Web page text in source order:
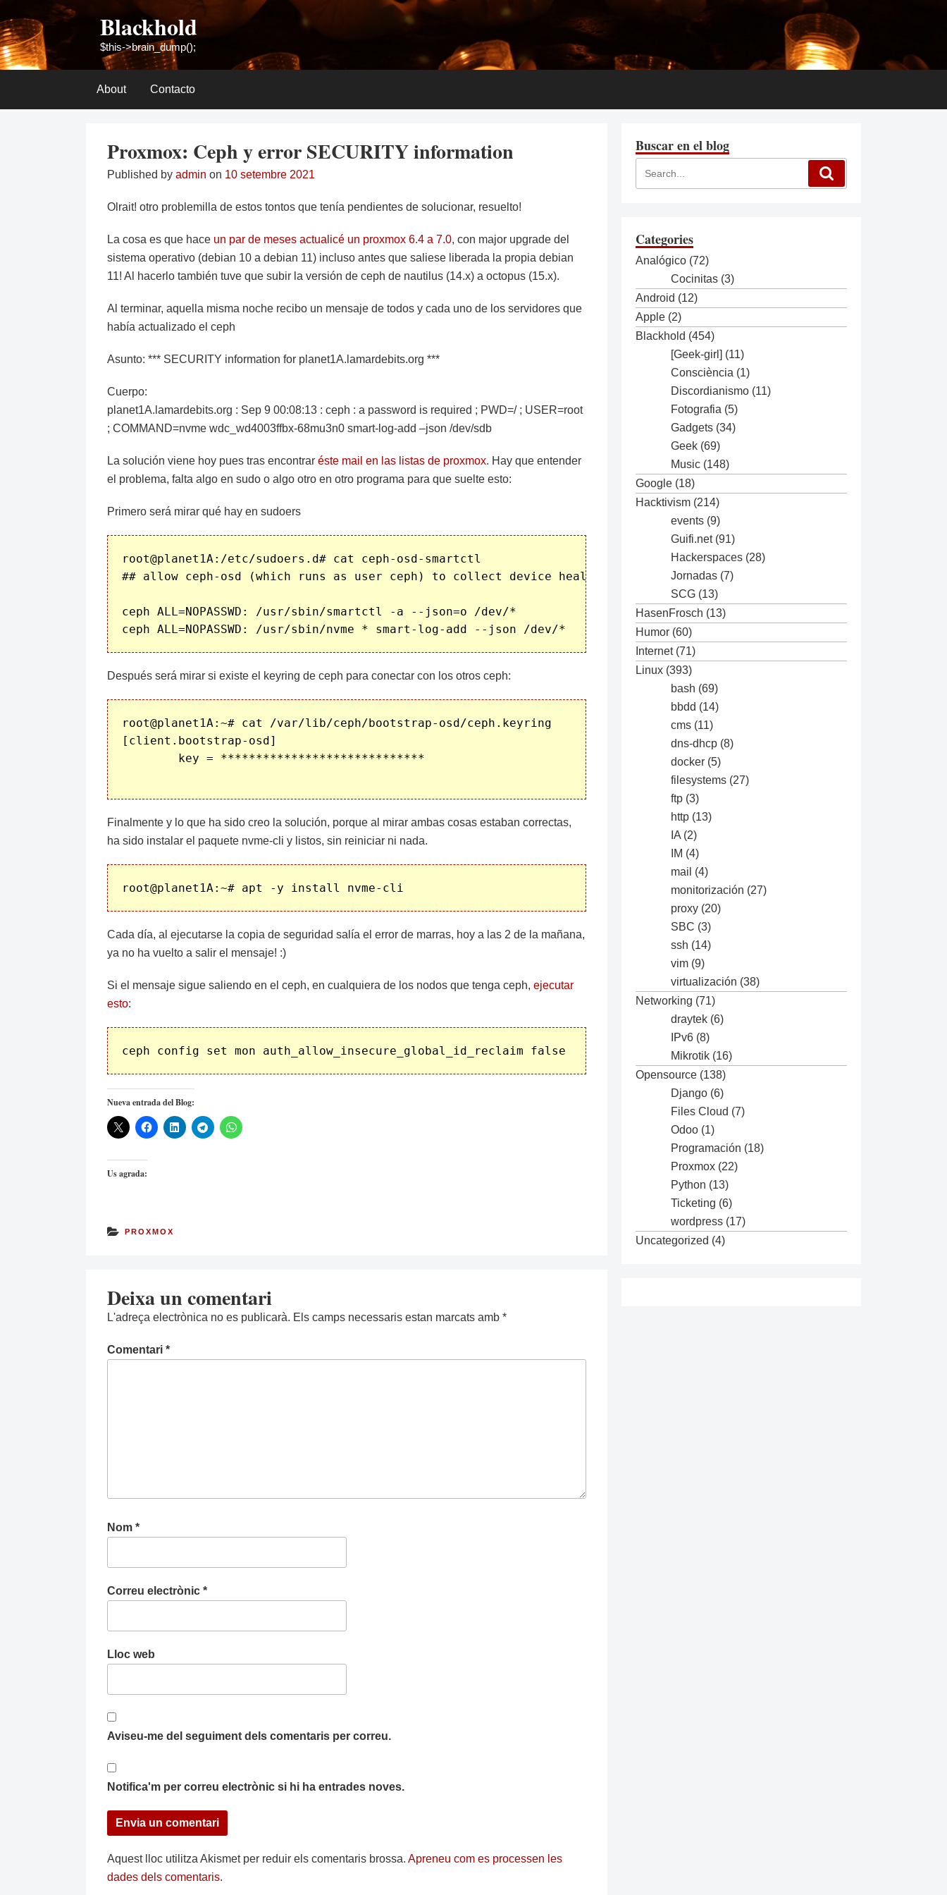
to
content
Blackhold
$this->brain_dump();
About Contacto
Proxmox: Ceph y error SECURITY information
Published by admin on 10 setembre 2021
Olrait! otro problemilla de estos tontos que tenía pendientes de solucionar, resuelto!
La cosa es que hace un par de meses actualicé un proxmox 6.4 a 7.0, con major upgrade del
sistema operativo (debian 10 a debian 11) incluso antes que saliese liberada la propia debian
11! Al hacerlo también tuve que subir la versión de ceph de nautilus (14.x) a octopus (15.x).
Al terminar, aquella misma noche recibo un mensaje de todos y cada uno de los servidores que
había actualizado el ceph
Asunto: *** SECURITY information for planet1A.lamardebits.org ***
Cuerpo:
planet1A.lamardebits.org : Sep 9 00:08:13 : ceph : a password is required ; PWD=/ ; USER=root
; COMMAND=nvme wdc_wd4003ffbx-68mu3n0 smart-log-add –json /dev/sdb
La solución viene hoy pues tras encontrar éste mail en las listas de proxmox. Hay que entender
el problema, falta algo en sudo o algo otro en otro programa para que suelte esto:
Primero será mirar qué hay en sudoers
root@planet1A:/etc/sudoers.d# cat ceph-osd-smartctl
## allow ceph-osd (which runs as user ceph) to collect device health metrics
ceph ALL=NOPASSWD: /usr/sbin/smartctl -a --json=o /dev/*
Después será mirar si existe el keyring de ceph para conectar con los otros ceph:
root@planet1A:~# cat /var/lib/ceph/bootstrap-osd/ceph.keyring
[client.bootstrap-osd]
Finalmente y lo que ha sido creo la solución, porque al mirar ambas cosas estaban correctas,
ha sido instalar el paquete nvme-cli y listos, sin reiniciar ni nada.
Cada día, al ejecutarse la copia de seguridad salía el error de marras, hoy a las 2 de la mañana,
ya no ha vuelto a salir el mensaje! :)
Si el mensaje sigue saliendo en el ceph, en cualquiera de los nodos que tenga ceph, ejecutar
esto:
Nueva entrada del Blog:
Us agrada:
PROXMOX
Deixa un comentari
L'adreça electrònica no es publicarà. Els camps necessaris estan marcats amb *
Comentari *
Nom *
Correu electrònic *
Lloc web
Aviseu-me del seguiment dels comentaris per correu.
Notifica'm per correu electrònic si hi ha entrades noves.
Aquest lloc utilitza Akismet per reduir els comentaris brossa. Apreneu com es processen les
dades dels comentaris.
Buscar en el blog
Categories
Analógico (72)
Cocinitas (3)
Android (12)
Apple (2)
Blackhold (454)
[Geek-girl] (11)
Consciència (1)
Discordianismo (11)
Fotografia (5)
Gadgets (34)
Geek (69)
Music (148)
Google (18)
Hacktivism (214)
events (9)
Guifi.net(91)
Hackerspaces (28)
Jornadas (7)
SCG (13)
HasenFrosch (13)
Humor (60)
Internet(71)
Linux (393)
bash (69)
bbdd (14)
cms (11)
dns-dhcp (8)
docker (5)
filesystems (27)
ftp (3)
http (13)
IA (2)
IM (4)
mail (4)
monitorización (27)
proxy (20)
SBC (3)
ssh (14)
vim (9)
virtualización (38)
Networking (71)
draytek (6)
IPv6 (8)
Mikrotik (16)
Opensource (138)
Django (6)
Files Cloud (7)
Odoo (1)
Programación (18)
Proxmox (22)
Python (13)
Ticketing (6)
wordpress (17)
Uncategorized (4)